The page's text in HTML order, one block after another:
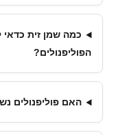
כמה שמן זית כדאי
הפוליפנולים?
האם פוליפנולים